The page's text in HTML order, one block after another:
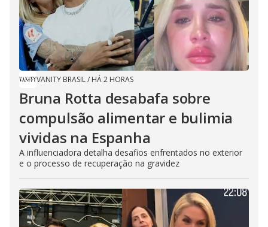
VANITY BRASIL/ HÁ 2 HORAS
Bruna Rotta desabafa sobre
compulsão alimentar e bulimia
vividas na Espanha
A influenciadora detalha desafios enfrentados no exterior
e o processo de recuperação na gravidez